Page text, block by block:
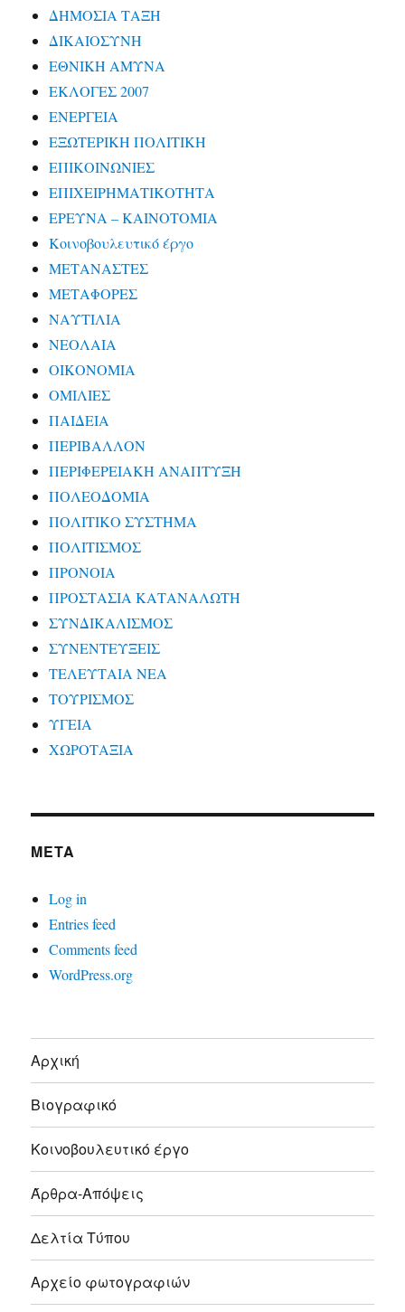
ΔΗΜΟΣΙΑ ΤΑΞΗ
ΔΙΚΑΙΟΣΥΝΗ
ΕΘΝΙΚΗ ΑΜΥΝΑ
ΕΚΛΟΓΕΣ 2007
ΕΝΕΡΓΕΙΑ
ΕΞΩΤΕΡΙΚΗ ΠΟΛΙΤΙΚΗ
ΕΠΙΚΟΙΝΩΝΙΕΣ
ΕΠΙΧΕΙΡΗΜΑΤΙΚΟΤΗΤΑ
ΕΡΕΥΝΑ – ΚΑΙΝΟΤΟΜΙΑ
Κοινοβουλευτικό έργο
ΜΕΤΑΝΑΣΤΕΣ
ΜΕΤΑΦΟΡΕΣ
ΝΑΥΤΙΛΙΑ
ΝΕΟΛΑΙΑ
ΟΙΚΟΝΟΜΙΑ
ΟΜΙΛΙΕΣ
ΠΑΙΔΕΙΑ
ΠΕΡΙΒΑΛΛΟΝ
ΠΕΡΙΦΕΡΕΙΑΚΗ ΑΝΑΠΤΥΞΗ
ΠΟΛΕΟΔΟΜΙΑ
ΠΟΛΙΤΙΚΟ ΣΥΣΤΗΜΑ
ΠΟΛΙΤΙΣΜΟΣ
ΠΡΟΝΟΙΑ
ΠΡΟΣΤΑΣΙΑ ΚΑΤΑΝΑΛΩΤΗ
ΣΥΝΔΙΚΑΛΙΣΜΟΣ
ΣΥΝΕΝΤΕΥΞΕΙΣ
ΤΕΛΕΥΤΑΙΑ ΝΕΑ
ΤΟΥΡΙΣΜΟΣ
ΥΓΕΙΑ
ΧΩΡΟΤΑΞΙΑ
META
Log in
Entries feed
Comments feed
WordPress.org
Αρχική
Βιογραφικό
Κοινοβουλευτικό έργο
Άρθρα-Απόψεις
Δελτία Τύπου
Αρχείο φωτογραφιών